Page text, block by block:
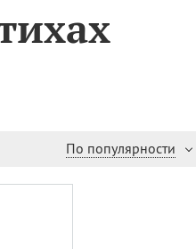
По популярности